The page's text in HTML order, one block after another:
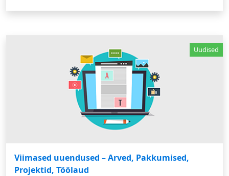
Viimased uuendused – Arved, Pakkumised,
Projektid, Töölaud
Uudised